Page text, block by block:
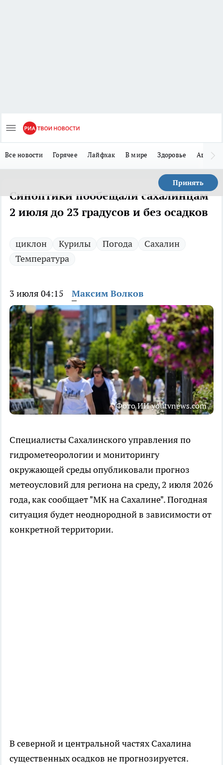
Все новости Горячее Лайфхак В мире Здоровье Авто
Принять
Синоптики пообещали сахалинцам
2 июля до 23 градусов и без осадков
циклон Курилы Погода
Сахалин
Температура
3 июля 04:15 Максим Волков
Фото ИИ youtvnews.com
Специалисты Сахалинского управления по
гидрометеорологии и мониторингу
окружающей среды опубликовали прогноз
метеоусловий для региона на среду, 2 июля 2026
года, как сообщает "МК на Сахалине". Погодная
ситуация будет неоднородной в зависимости от
конкретной территории.
В северной и центральной частях Сахалина
существенных осадков не прогнозируется.